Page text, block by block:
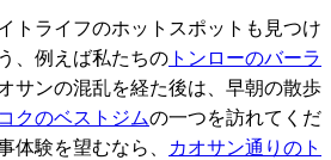
トライフのホットスポットも見つけ
、例えば私たちの トンローのバーラ
サンの混乱を経た後は、早朝の散歩
クのベストジムの一つを訪れてくだ
体験を望むなら、
カオサン通りのト